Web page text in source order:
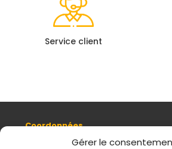
Gérer le
Service client
Coordonnées
8, quai Romain Rolland 69005 Lyon